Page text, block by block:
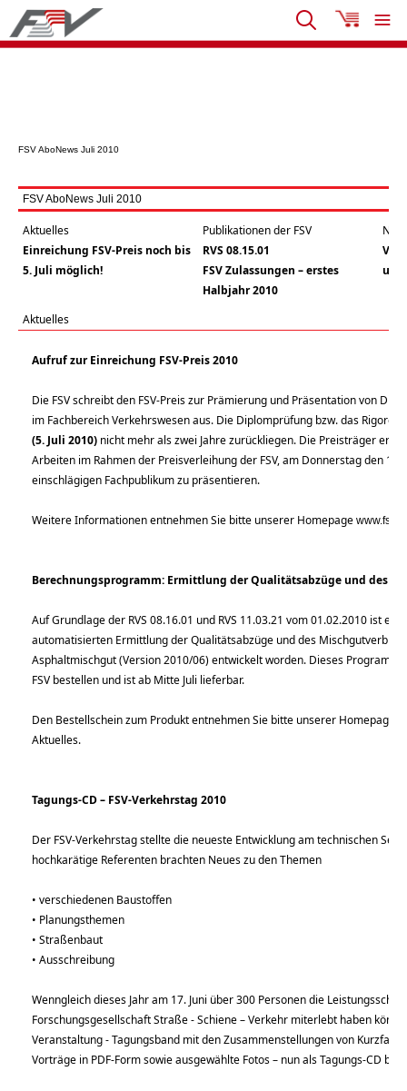
FSV AboNews Juli 2010
FSV AboNews Juli 2010
Aktuelles Publikationen der FSV
Einreichung FSV-Preis noch bis
5. Juli möglich!
RVS 08.15.01
FSV Zulassungen – erstes
Halbjahr 2010
und
Aktuelles
Aufruf zur Einreichung FSV-Preis 2010
Die FSV schreibt den FSV-Preis zur Prämierung und Präsentation von
im Fachbereich Verkehrswesen aus. Die Diplomprüfung bzw. das
(5. Juli 2010) nicht mehr als zwei Jahre zurückliegen. Die Preisträger
Arbeiten im Rahmen der Preisverleihung der FSV, am Donnerstag den
einschlägigen Fachpublikum zu präsentieren.
Weitere Informationen entnehmen Sie bitte unserer Homepage www.fsv.at
Berechnungsprogramm: Ermittlung der Qualitätsabzüge und des
Auf Grundlage der RVS 08.16.01 und RVS 11.03.21 vom 01.02.2010 ist
automatisierten Ermittlung der Qualitätsabzüge und des
Asphaltmischgut (Version 2010/06) entwickelt worden. Dieses Programm
FSV bestellen und ist ab Mitte Juli lieferbar.
Den Bestellschein zum Produkt entnehmen Sie bitte unserer Homepage
Aktuelles.
Tagungs-CD – FSV-Verkehrstag 2010
Der FSV-Verkehrstag stellte die neueste Entwicklung am technischen
hochkarätige Referenten brachten Neues zu den Themen
• verschiedenen Baustoffen
• Planungsthemen
• Straßenbaut
• Ausschreibung
Wenngleich dieses Jahr am 17. Juni über 300 Personen die
Forschungsgesellschaft Straße - Schiene – Verkehr miterlebt haben
Veranstaltung - Tagungsband mit den Zusammenstellungen von
Vorträge in PDF-Form sowie ausgewählte Fotos – nun als Tagungs-CD